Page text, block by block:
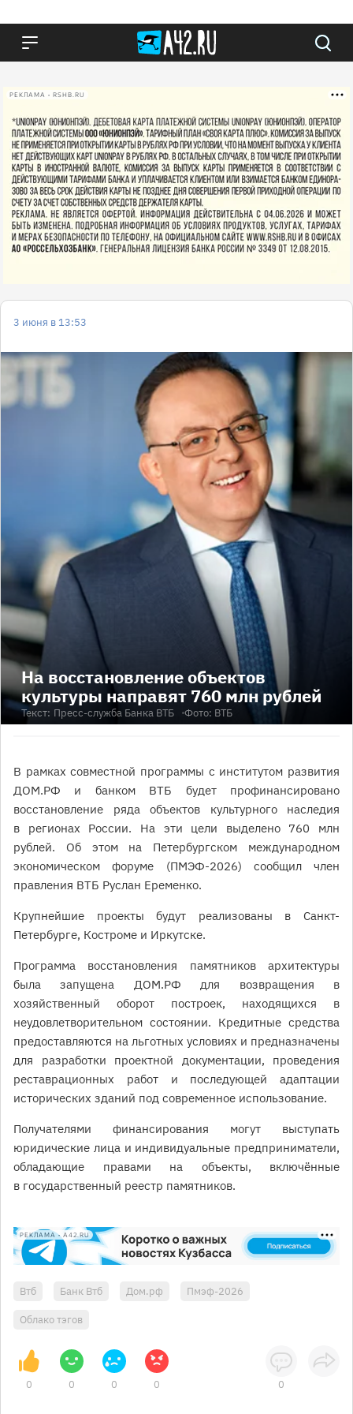
РЕКЛАМА • RSHB.RU
3 июня в 13:53
На восстановление объектов
культуры направят 760 млн рублей
Текст: Пресс-служба Банка ВТБ Фото: ВТБ
В рамках совместной программы с институтом развития
ДОМ.РФ и банком ВТБ будет профинансировано
восстановление ряда объектов культурного наследия
в регионах России. На эти цели выделено 760 млн
рублей. Об этом на Петербургском международном
экономическом форуме (ПМЭФ-2026) сообщил член
правления ВТБ Руслан Еременко.
Крупнейшие проекты будут реализованы в Санкт-
Петербурге, Костроме и Иркутске.
Программа восстановления памятников архитектуры
была запущена ДОМ.РФ для возвращения в
хозяйственный оборот построек, находящихся в
неудовлетворительном состоянии. Кредитные средства
предоставляются на льготных условиях и предназначены
для разработки проектной документации, проведения
реставрационных работ и последующей адаптации
исторических зданий под современное использование.
Получателями финансирования могут выступать
юридические лица и индивидуальные предприниматели,
обладающие правами на объекты, включённые
в государственный реестр памятников.
РЕКЛАМА • A42.RU
Втб Банк Втб Дом.рф Пмэф-2026
Облако тэгов
0 0 0 0 0